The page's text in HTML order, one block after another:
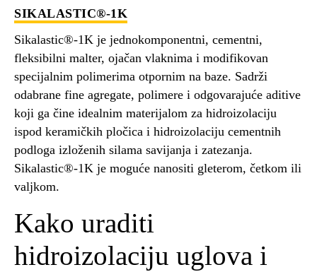
SIKALASTIC®-1K
Sikalastic®-1K je jednokomponentni, cementni,
fleksibilni malter, ojačan vlaknima i modifikovan
specijalnim polimerima otpornim na baze. Sadrži
odabrane fine agregate, polimere i odgovarajuće aditive
koji ga čine idealnim materijalom za hidroizolaciju
ispod keramičkih pločica i hidroizolaciju cementnih
podloga izloženih silama savijanja i zatezanja.
Sikalastic®-1K je moguće nanositi gleterom, četkom ili
valjkom.
Kako uraditi
hidroizolaciju uglova i